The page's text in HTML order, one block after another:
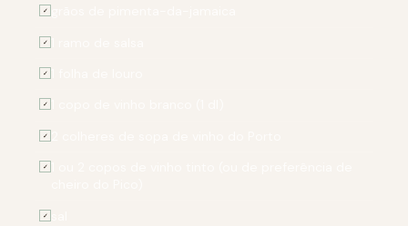
✓
✓
✓
✓
✓
✓
✓